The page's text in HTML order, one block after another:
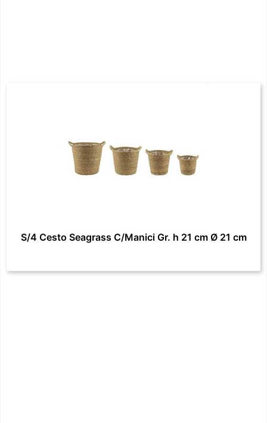
S/4 Cesto Seagrass C/Manici Gr. h 21 cm Ø 21 cm